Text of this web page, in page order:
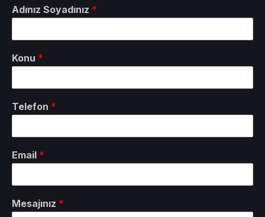
Adınız Soyadınız *
Konu *
Telefon *
Email *
Mesajınız *